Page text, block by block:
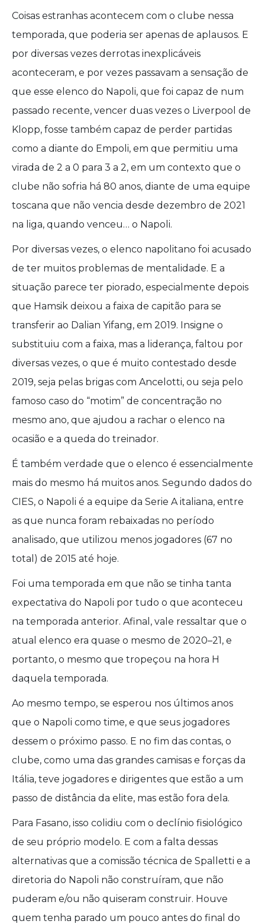
Coisas estranhas acontecem com o clube nessa
temporada, que poderia ser apenas de aplausos. E
por diversas vezes derrotas inexplicáveis
aconteceram, e por vezes passavam a sensação de
que esse elenco do Napoli, que foi capaz de num
passado recente, vencer duas vezes o Liverpool de
Klopp, fosse também capaz de perder partidas
como a diante do Empoli, em que permitiu uma
virada de 2 a 0 para 3 a 2, em um contexto que o
clube não sofria há 80 anos, diante de uma equipe
toscana que não vencia desde dezembro de 2021
na liga, quando venceu… o Napoli.
Por diversas vezes, o elenco napolitano foi acusado
de ter muitos problemas de mentalidade. E a
situação parece ter piorado, especialmente depois
que Hamsik deixou a faixa de capitão para se
transferir ao Dalian Yifang, em 2019. Insigne o
substituiu com a faixa, mas a liderança, faltou por
diversas vezes, o que é muito contestado desde
2019, seja pelas brigas com Ancelotti, ou seja pelo
famoso caso do “motim” de concentração no
mesmo ano, que ajudou a rachar o elenco na
ocasião e a queda do treinador.
É também verdade que o elenco é essencialmente
mais do mesmo há muitos anos. Segundo dados do
CIES, o Napoli é a equipe da Serie A italiana, entre
as que nunca foram rebaixadas no período
analisado, que utilizou menos jogadores (67 no
total) de 2015 até hoje.
Foi uma temporada em que não se tinha tanta
expectativa do Napoli por tudo o que aconteceu
na temporada anterior. Afinal, vale ressaltar que o
atual elenco era quase o mesmo de 2020–21, e
portanto, o mesmo que tropeçou na hora H
daquela temporada.
Ao mesmo tempo, se esperou nos últimos anos
que o Napoli como time, e que seus jogadores
dessem o próximo passo. E no fim das contas, o
clube, como uma das grandes camisas e forças da
Itália, teve jogadores e dirigentes que estão a um
passo de distância da elite, mas estão fora dela.
Para Fasano, isso colidiu com o declínio fisiológico
de seu próprio modelo. E com a falta dessas
alternativas que a comissão técnica de Spalletti e a
diretoria do Napoli não construíram, que não
puderam e/ou não quiseram construir. Houve
quem tenha parado um pouco antes do final do